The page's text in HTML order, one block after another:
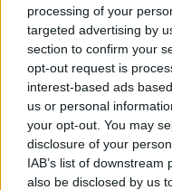
processing of your
targeted advertising by
section to confirm your
opt-out request is
interest-based ads
us or personal
your opt-out. You may
disclosure of your
IAB’s list of
also be disclosed by us
August 21, 2024
Der Budapester